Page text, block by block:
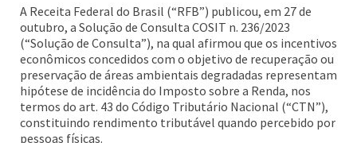
A Receita Federal do Brasil (“RFB”) publicou, em 27 de
outubro, a Solução de Consulta COSIT n. 236/2023
(“Solução de Consulta”), na qual afirmou que os incentivos
econômicos concedidos com o objetivo de recuperação ou
preservação de áreas ambientais degradadas representam
hipótese de incidência do Imposto sobre a Renda, nos
termos do art. 43 do Código Tributário Nacional (“CTN”),
constituindo rendimento tributável quando percebido por
pessoas físicas.